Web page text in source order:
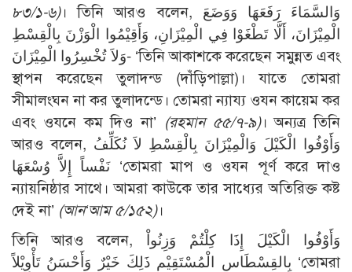
৮৩/১-৬)। তিনি আরও বলেন, وَالسَّمَاءَ رَفَعَهَا وَوَضَعَ
الْمِيْزَانَ، أَلَّا تَطْغَوْا فِي الْمِيْزَانِ، وَأَقِيْمُوا الْوَزْنَ بِالْقِسْطِ
وَلاَ تُخْسِرُوا الْمِيْزَانَ- ‘তিনি আকাশকে করেছেন সমুন্নত এবং
স্থাপন করেছেন তুলাদন্ড (দাঁড়িপাল্লা)। যাতে তোমরা
সীমালংঘন না কর তুলাদন্ডে। তোমরা ন্যায্য ওযন কায়েম কর
এবং ওযনে কম দিও না’ (রহমান ৫৫/৭-৯)। অন্যত্র তিনি
আরও বলেন, وَأَوْفُوا الْكَيْلَ وَالْمِيْزَانَ بِالْقِسْطِ لاَ نُكَلِّفُ
نَفْساً إِلاَّ وُسْعَهَا ‘তোমরা মাপ ও ওযন পূর্ণ করে দাও
ন্যায়নিষ্ঠার সাথে। আমরা কাউকে তার সাধ্যের অতিরিক্ত কষ্ট
দেই না’ (আন‘আম ৫/১৫২)।
তিনি আরও বলেন, وَأَوْفُوا الْكَيْلَ إِذَا كِلْتُمْ وَزِنُواْ
بِالقِسْطَاسِ الْمُسْتَقِيْمِ ذَلِكَ خَيْرٌ وَأَحْسَنُ تَأْوِيْلاً ‘তোমরা